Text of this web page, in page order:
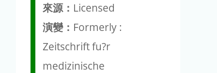
來源： Licensed
演變： Formerly :
Zeitschrift fu?r
medizinische